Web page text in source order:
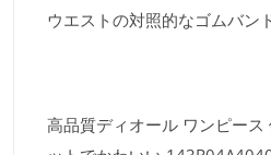
ウエストの対照的なゴムバン
高品質ディオール ワンピー